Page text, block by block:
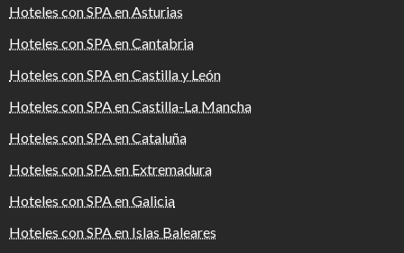
Hoteles con SPA en Asturias
Hoteles con SPA en Cantabria
Hoteles con SPA en Castilla y León
Hoteles con SPA en Castilla-La Mancha
Hoteles con SPA en Cataluña
Hoteles con SPA en Extremadura
Hoteles con SPA en Galicia
Hoteles con SPA en Islas Baleares